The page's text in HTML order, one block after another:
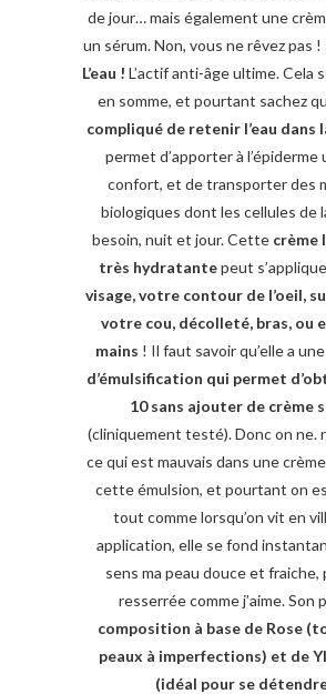
de jour… mais également une
un sérum. Non, vous ne rêvez pas !
L’eau ! L’actif anti-âge ultime. Cela
en somme, et pourtant sachez
compliqué de retenir l’eau dans
permet d’apporter à l’épiderme
confort, et de transporter des
biologiques dont les cellules de
besoin, nuit et jour. Cette crème
très hydratantepeut
visage, votre contour de l’oeil,
votre cou, décolleté, bras, ou
mains ! Il faut savoir qu’elle a une
d’émulsification qui permet
10 sans ajouter de crème
(cliniquement testé). Donc on ne.
ce qui est mauvais dans une
cette émulsion, et pourtant on
tout comme lorsqu’on vit en
application, elle se fond
sens ma peau douce et fraiche,
resserrée comme j’aime. Son
composition à base de Rose
peaux à imperfections) et de
(idéal pour se